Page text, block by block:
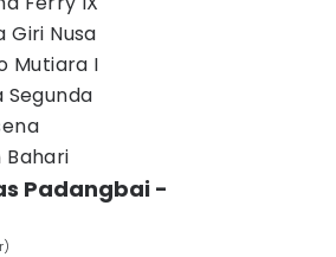
Giri Nusa
Mutiara I
Segunda
Bahari
Padangbai -